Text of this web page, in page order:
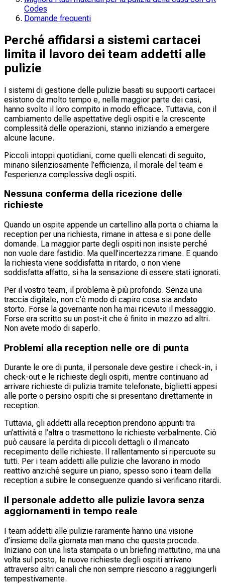
Codes
Domande frequenti
Perché affidarsi a sistemi cartacei
limita il lavoro dei team addetti alle
pulizie
I sistemi di gestione delle pulizie basati su supporti cartacei
esistono da molto tempo e, nella maggior parte dei casi,
hanno svolto il loro compito in modo efficace. Tuttavia, con il
cambiamento delle aspettative degli ospiti e la crescente
complessità delle operazioni, stanno iniziando a emergere
alcune lacune.
Piccoli intoppi quotidiani, come quelli elencati di seguito,
minano silenziosamente l’efficienza, il morale del team e
l’esperienza complessiva degli ospiti.
Nessuna conferma della ricezione delle
richieste
Quando un ospite appende un cartellino alla porta o chiama la
reception per una richiesta, rimane in attesa e si pone delle
domande. La maggior parte degli ospiti non insiste perché
non vuole dare fastidio. Ma quell’incertezza rimane. E quando
la richiesta viene soddisfatta in ritardo, o non viene
soddisfatta affatto, si ha la sensazione di essere stati ignorati.
Per il vostro team, il problema è più profondo. Senza una
traccia digitale, non c’è modo di capire cosa sia andato
storto. Forse la governante non ha mai ricevuto il messaggio.
Forse era scritto su un post-it che è finito in mezzo ad altri.
Non avete modo di saperlo.
Problemi alla reception nelle ore di punta
Durante le ore di punta, il personale deve gestire i check-in, i
check-out e le richieste degli ospiti, mentre continuano ad
arrivare richieste di pulizia tramite telefonate, biglietti appesi
alle porte o persino ospiti che si presentano direttamente in
reception.
Tuttavia, gli addetti alla reception prendono appunti tra
un’attività e l’altra o trasmettono le richieste verbalmente. Ciò
può causare la perdita di piccoli dettagli o il mancato
recepimento delle richieste. Il rallentamento si ripercuote su
tutti. Per i team addetti alle pulizie che lavorano in modo
reattivo anziché seguire un piano, spesso sono i team della
reception a subire le conseguenze quando si verificano ritardi.
Il personale addetto alle pulizie lavora senza
aggiornamenti in tempo reale
I team addetti alle pulizie raramente hanno una visione
d’insieme della giornata man mano che questa procede.
Iniziano con una lista stampata o un briefing mattutino, ma una
volta sul posto, le nuove richieste degli ospiti arrivano
attraverso altri canali che non sempre riescono a raggiungerli
tempestivamente.